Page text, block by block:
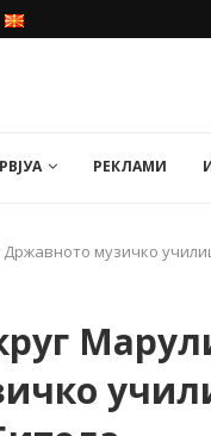
РЕКЛАМИ
Државното музичко